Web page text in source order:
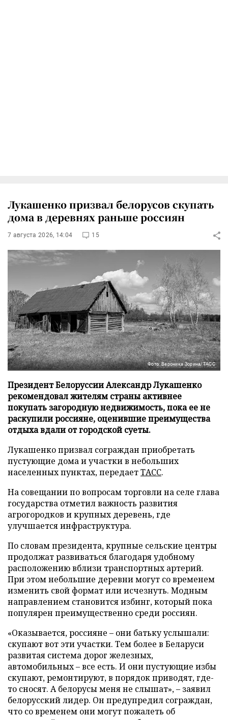
Лукашенко призвал белорусов скупать
дома в деревнях раньше россиян
7 августа 2026, 14:04 15
Фото: Вероника Зорина/ТАСС
Президент Белоруссии Александр Лукашенко
рекомендовал жителям страны активнее
покупать загородную недвижимость, пока ее не
раскупили россияне, оценившие преимущества
отдыха вдали от городской суеты.
Лукашенко призвал сограждан приобретать
пустующие дома и участки в небольших
населенных пунктах, передаетТАСС.
На совещании по вопросам торговли на селе глава
государства отметил важность развития
агрогородков и крупных деревень, где
улучшается инфраструктура.
По словам президента, крупные сельские центры
продолжат развиваться благодаря удобному
расположению вблизи транспортных артерий.
При этом небольшие деревни могут со временем
изменить свой формат или исчезнуть. Модным
направлением становится избинг, который пока
популярен преимущественно среди россиян.
«Оказывается, россияне – они батьку услышали:
скупают вот эти участки. Тем более в Беларуси
развитая система дорог железных,
автомобильных – все есть. И они пустующие избы
скупают, ремонтируют, в порядок приводят, где-
то сносят. А белорусы меня не слышат», – заявил
белорусский лидер. Он предупредил сограждан,
что со временем они могут пожалеть об